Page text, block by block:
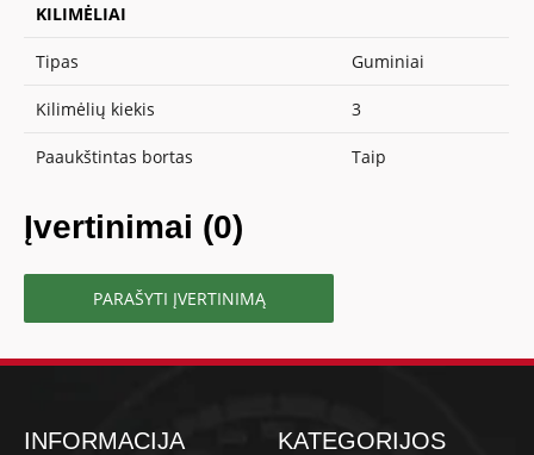
KILIMĖLIAI
Tipas Guminiai
Kilimėlių kiekis 3
Paaukštintas bortas Taip
Įvertinimai (0)
PARAŠYTI ĮVERTINIMĄ
INFORMACIJA KATEGORIJOS